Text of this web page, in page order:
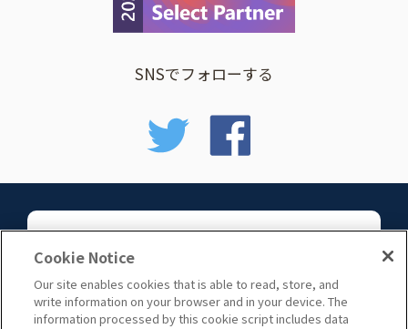
SNSでフォローする
お問い合わせ
Cookie Notice
Our site enables cookies that is able to read, store, and
write information on your browser and in your device. The
information processed by this cookie script includes data